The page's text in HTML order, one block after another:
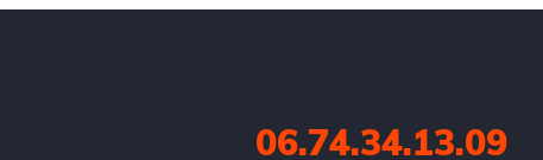
06.74.34.13.09